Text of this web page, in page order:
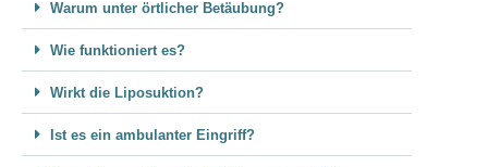
Warum unter örtlicher Betäubung?
Wie funktioniert es?
Wirkt die Liposuktion?
Ist es ein ambulanter Eingriff?